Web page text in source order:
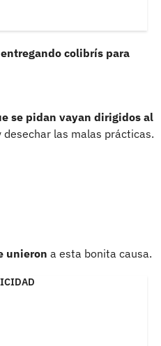
entregando colibrís para
se pidan vayan dirigidos al
desechar las malas prácticas.
unieron a esta bonita causa.